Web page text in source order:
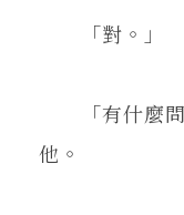
「對。」
「有什麼問
他。